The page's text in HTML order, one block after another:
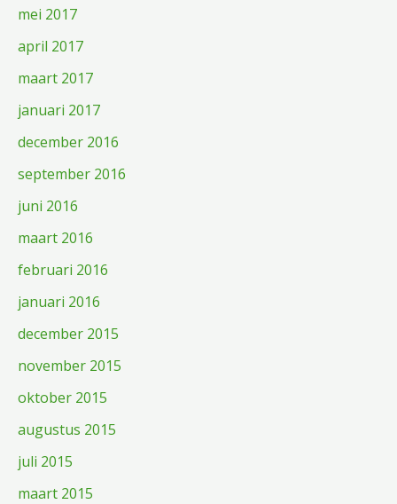
mei 2017
april 2017
maart 2017
januari 2017
december 2016
september 2016
juni 2016
maart 2016
februari 2016
januari 2016
december 2015
november 2015
oktober 2015
augustus 2015
juli 2015
maart 2015